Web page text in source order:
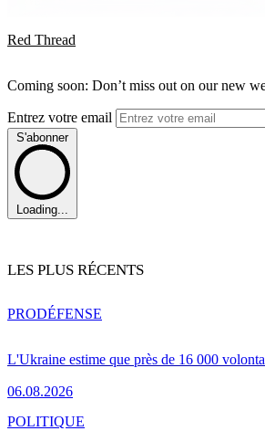
Red Thread
Coming soon: Don’t miss out on our new
Entrez votre email
S'abonner
Loading...
LES PLUS RÉCENTS
L'Ukraine estime que près de 16 000
06.08.2026
PRODÉFENSE
POLITIQUE